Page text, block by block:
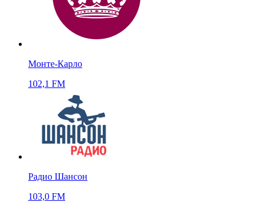
Монте-Карло
102,1 FM
Радио Шансон
103,0 FM